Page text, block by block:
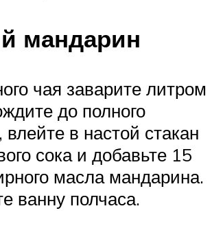
мандарин
чая заварите литром
до полного
в настой стакан
сока и добавьте 15
масла мандарина.
ванну полчаса.